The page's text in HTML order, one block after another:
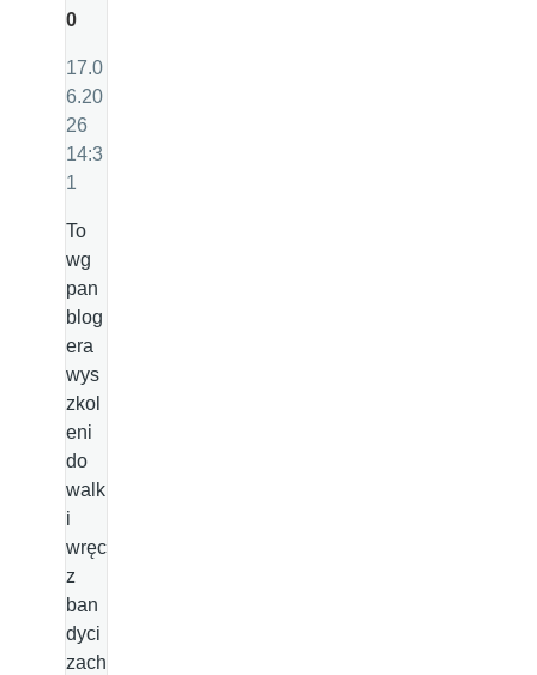
0
17.0
6.20
26
14:3
1
To
wg
pan
blog
era
wys
zkol
eni
do
walk
i
wręc
z
ban
dyci
zach